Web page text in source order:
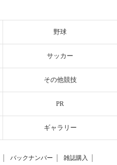
野球
サッカー
その他競技
PR
ギャラリー
バックナンバー 雑誌購入